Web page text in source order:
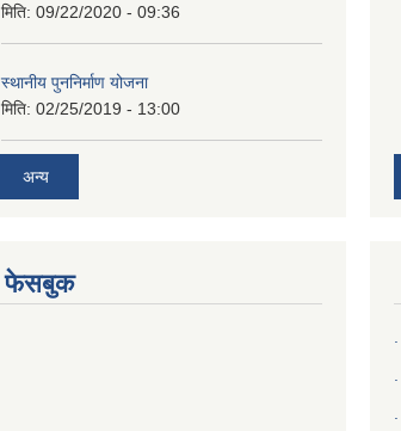
मिति: 09/22/2020 - 09:36
स्थानीय पुननिर्माण योजना
मिति: 02/25/2019 - 13:00
अन्य
फेसबुक